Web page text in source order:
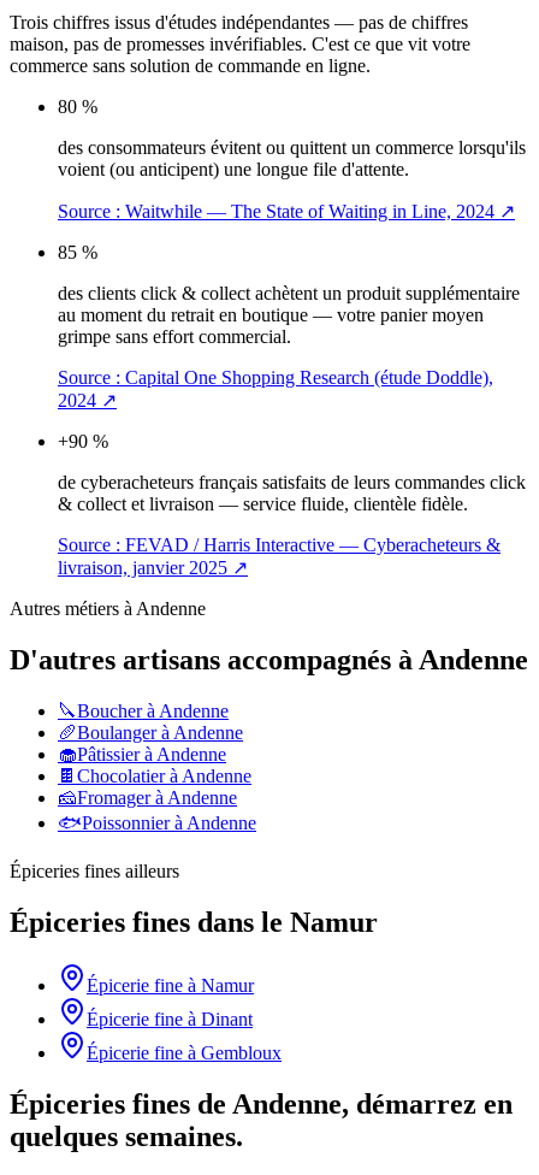
Trois chiffres issus d'études indépendantes — pas de chiffres
maison, pas de promesses invérifiables. C'est ce que vit votre
commerce sans solution de commande en ligne.
80 %
des consommateurs évitent ou quittent un commerce lorsqu'ils
voient (ou anticipent) une longue file d'attente.
Source : Waitwhile — The State of Waiting in Line, 2024 ↗
85 %
des clients click & collect achètent un produit supplémentaire
au moment du retrait en boutique — votre panier moyen
grimpe sans effort commercial.
Source : Capital One Shopping Research (étude Doddle),
2024 ↗
+90 %
de cyberacheteurs français satisfaits de leurs commandes click
& collect et livraison — service fluide, clientèle fidèle.
Source : FEVAD / Harris Interactive — Cyberacheteurs &
livraison, janvier 2025 ↗
Autres métiers àAndenne
D'autres artisans accompagnés àAndenne
🔪Boucherà Andenne
🥖Boulangerà Andenne
🧁Pâtissierà Andenne
🍫 Chocolatierà Andenne
🧀Fromagerà Andenne
🐟Poissonnierà Andenne
Épiceries fines ailleurs
Épiceries fines dans le Namur
Épicerie fine à Namur
Épicerie fine à Dinant
Épicerie fine à Gembloux
Épiceries fines de Andenne, démarrez en
quelques semaines.